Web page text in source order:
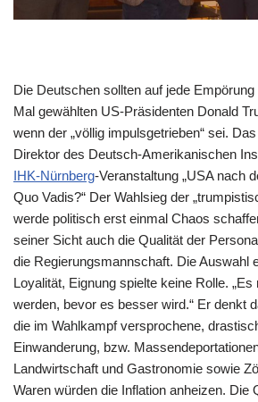
Die Deutschen sollten auf jede
Mal gewählten US-Präsidenten Donald
wenn der „völlig impulsgetrieben“ sei.
Direktor des Deutsch-Amerikanischen
IHK-Nürnberg-Veranstaltung „USA nach
Quo Vadis?“ Der Wahlsieg der
werde politisch erst einmal Chaos
seiner Sicht auch die Qualität der
die Regierungsmannschaft. Die Auswahl
Loyalität, Eignung spielte keine Rolle.
werden, bevor es besser wird.“ Er denkt
die im Wahlkampf versprochene,
Einwanderung, bzw.
Landwirtschaft und Gastronomie sowie
Waren würden die Inflation anheizen. Die